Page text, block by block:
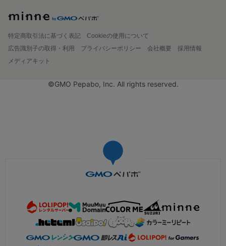
特定商取引法に基づく表記
Cookieの使用について
広告識別子の取得・利用
プライバシーポリシー 会社概要
採用情報
メディアキット
©GMO Pepabo, Inc. All rights reserved.